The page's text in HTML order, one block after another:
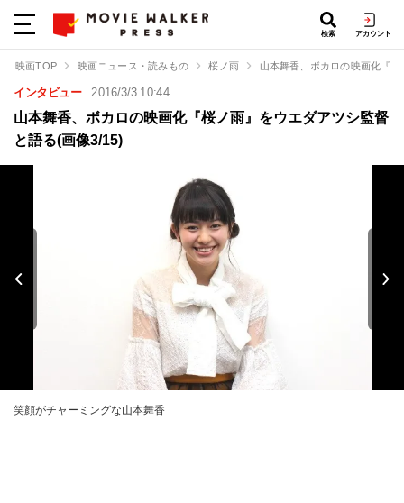
検索 アカウント
映画TOP 映画ニュース・読みもの 桜ノ雨 山本舞香、ボカロの映画化『
インタビュー 2016/3/3 10:44
山本舞香、ボカロの映画化『桜ノ雨』をウエダアツシ監督
と語る(画像3/15)
笑顔がチャーミングな山本舞香